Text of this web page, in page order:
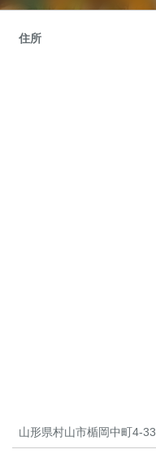
住所
山形県村山市楯岡中町4-33